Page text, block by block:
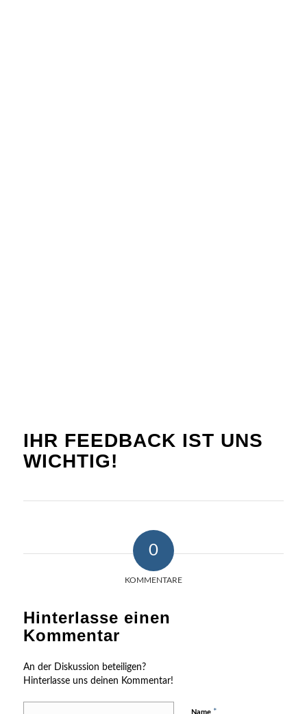
IHR FEEDBACK IST UNS
WICHTIG!
0
KOMMENTARE
Hinterlasse einen
Kommentar
An der Diskussion beteiligen?
Hinterlasse uns deinen Kommentar!